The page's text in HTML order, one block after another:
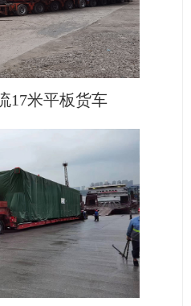
17米平板货车